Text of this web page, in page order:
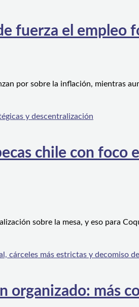
fuerza el empleo
por sobre la inflación, mientras
chile con foco
sobre la mesa, y eso para
organizado: más